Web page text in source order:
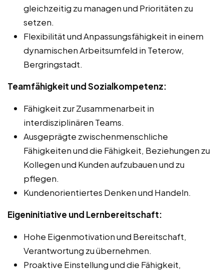
gleichzeitig zu managen und Prioritäten zu
setzen.
Flexibilität und Anpassungsfähigkeit in einem
dynamischen Arbeitsumfeld in Teterow,
Bergringstadt.
Teamfähigkeit und Sozialkompetenz:
Fähigkeit zur Zusammenarbeit in
interdisziplinären Teams.
Ausgeprägte zwischenmenschliche
Fähigkeiten und die Fähigkeit, Beziehungen zu
Kollegen und Kunden aufzubauen und zu
pflegen.
Kundenorientiertes Denken und Handeln.
Eigeninitiative und Lernbereitschaft:
Hohe Eigenmotivation und Bereitschaft,
Verantwortung zu übernehmen.
Proaktive Einstellung und die Fähigkeit,